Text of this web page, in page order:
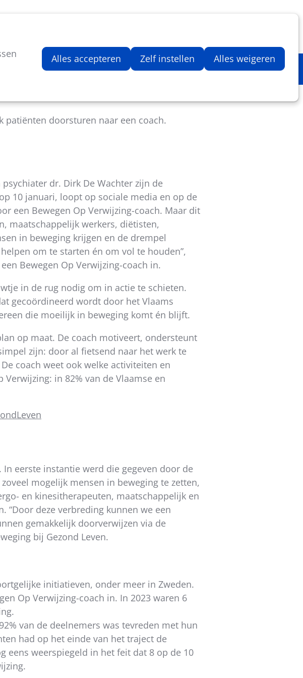
Alles accepteren Zelf instellen Alles weigeren
Aantal artikelen in
patiënten doorsturen naar een coach.
dr. Dirk De Wachter zijn de
10 januari, loopt op sociale media en op de
een Bewegen Op Verwijzing-coach. Maar dit
maatschappelijk werkers, diëtisten,
in beweging krijgen en de drempel
om te starten én om vol te houden”,
Bewegen Op Verwijzing-coach in.
in de rug nodig om in actie te schieten.
gecoördineerd wordt door het Vlaams
die moeilijk in beweging komt én blijft.
op maat. De coach motiveert, ondersteunt
zijn: door al fietsend naar het werk te
coach weet ook welke activiteiten en
in 82% van de Vlaamse en
eerste instantie werd die gegeven door de
mogelijk mensen in beweging te zetten,
en kinesitherapeuten, maatschappelijk en
“Door deze verbreding kunnen we een
gemakkelijk doorverwijzen via de
bij Gezond Leven.
initiatieven, onder meer in Zweden.
Op Verwijzing-coach in. In 2023 waren 6
van de deelnemers was tevreden met hun
had op het einde van het traject de
eens weerspiegeld in het feit dat 8 op de 10